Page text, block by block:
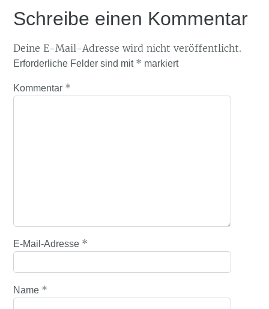
Schreibe einen Kommentar
Deine E-Mail-Adresse wird nicht veröffentlicht.
Erforderliche Felder sind mit * markiert
Kommentar *
E-Mail-Adresse *
Name *